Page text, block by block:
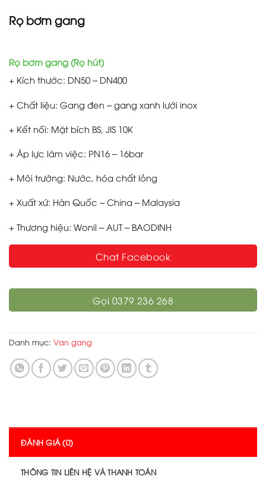
Rọ bơm gang
Rọ bơm gang (Rọ hút)
+ Kích thước: DN50 – DN400
+ Chất liệu: Gang đen – gang xanh lưới inox
+ Kết nối: Mặt bích BS, JIS 10K
+ Áp lực làm việc: PN16 – 16bar
+ Môi trường: Nước, hóa chất lỏng
+ Xuất xứ: Hàn Quốc – China – Malaysia
+ Thương hiệu: Wonil – AUT – BAODINH
Chat Facebook
Gọi 0379 236 268
Danh mục: Van gang
ĐÁNH GIÁ (0)
THÔNG TIN LIÊN HỆ VÀ THANH TOÁN